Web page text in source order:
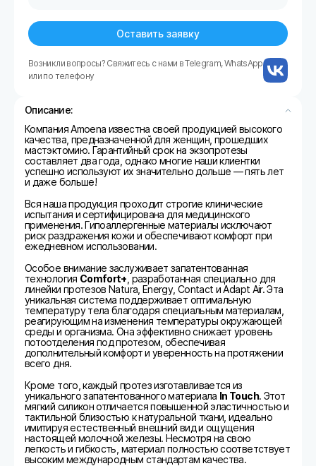
Оставить заявку
Возникли вопросы? Свяжитесь с нами в Telegram, WhatsApp
или по телефону
Описание:
Компания Amoena известна своей продукцией высокого
качества, предназначенной для женщин, прошедших
мастэктомию. Гарантийный срок на экзопротезы
составляет два года, однако многие наши клиентки
успешно используют их значительно дольше — пять лет
и даже больше!
Вся наша продукция проходит строгие клинические
испытания и сертифицирована для медицинского
применения. Гипоаллергенные материалы исключают
риск раздражения кожи и обеспечивают комфорт при
ежедневном использовании.
Особое внимание заслуживает запатентованная
технология Comfort+ , разработанная специально для
линейки протезов Natura, Energy, Contact и Adapt Air. Эта
уникальная система поддерживает оптимальную
температуру тела благодаря специальным материалам,
реагирующим на изменения температуры окружающей
среды и организма. Она эффективно снижает уровень
потоотделения под протезом, обеспечивая
дополнительный комфорт и уверенность на протяжении
всего дня.
Кроме того, каждый протез изготавливается из
уникального запатентованного материала In Touch. Этот
мягкий силикон отличается повышенной эластичностью и
тактильной близостью к натуральной ткани, идеально
имитируя естественный внешний вид и ощущения
настоящей молочной железы. Несмотря на свою
легкость и гибкость, материал полностью соответствует
высоким международным стандартам качества.